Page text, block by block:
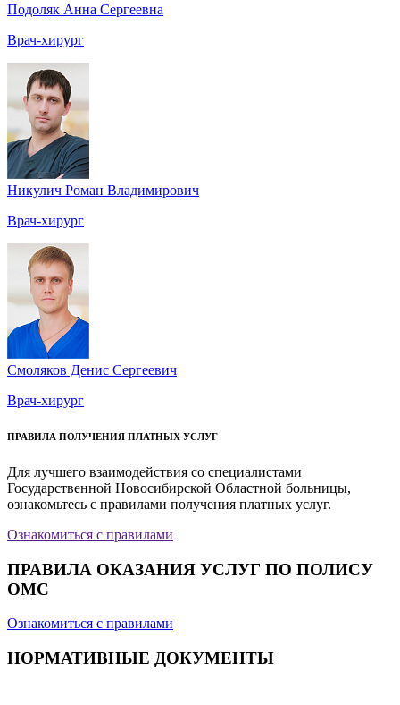
Подоляк Анна Сергеевна
Врач-хирург
Никулич Роман Владимирович
Врач-хирург
Смоляков Денис Сергеевич
Врач-хирург
ПРАВИЛА ПОЛУЧЕНИЯ ПЛАТНЫХ УСЛУГ
Для лучшего взаимодействия со специалистами
Государственной Новосибирской Областной больницы,
ознакомьтесь с правилами получения платных услуг.
Ознакомиться с правилами
ПРАВИЛА ОКАЗАНИЯ УСЛУГ ПО ПОЛИСУ
ОМС
Ознакомиться с правилами
НОРМАТИВНЫЕ ДОКУМЕНТЫ